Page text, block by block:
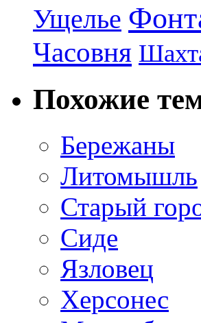
Ущелье
Часовня
Похожие
Бережаны
Литомышль
Старый
Сиде
Язловец
Херсонес